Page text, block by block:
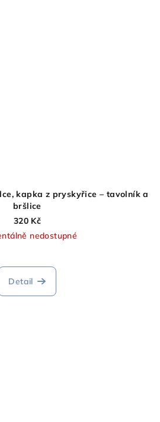
kapka z pryskyřice – tavolník a
bršlice
320 Kč
nedostupné
Detail